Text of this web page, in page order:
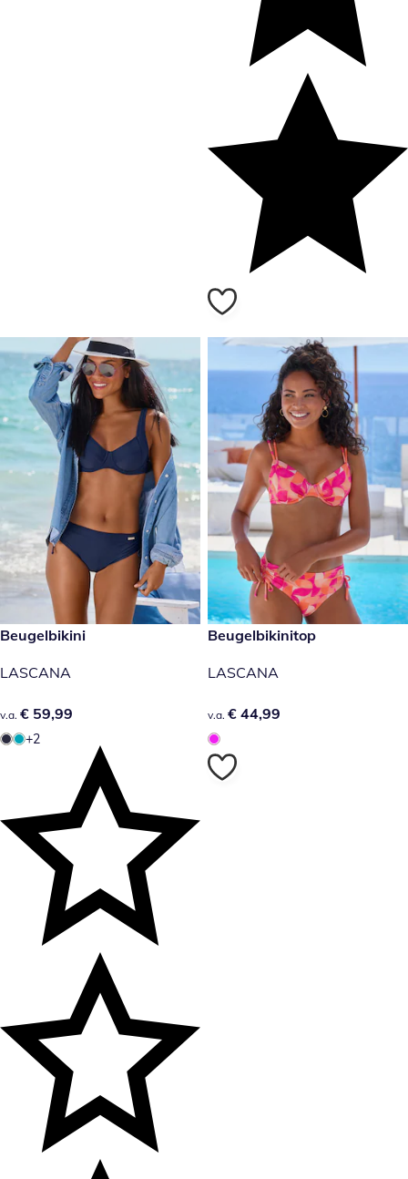
€ 59,99
Beugelbikini
LASCANA
€ 59,99
v.a. € 59,99
+2
€ 44,99
Beugelbikinitop
LASCANA
€ 44,99
v.a. € 44,99